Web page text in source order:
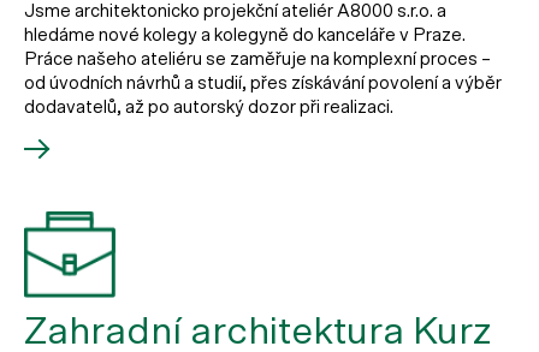
Jsme architektonicko projekční ateliér A8000 s.r.o. a
hledáme nové kolegy a kolegyně do kanceláře v Praze.
Práce našeho ateliéru se zaměřuje na komplexní proces –
od úvodních návrhů a studií, přes získávání povolení a výběr
dodavatelů, až po autorský dozor při realizaci.
Zahradní architektura Kurz